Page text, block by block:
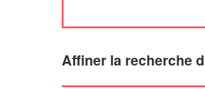
Affiner la recherche